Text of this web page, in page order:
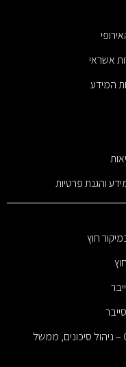
GRC – Governance, Risk & Compliance – ניהול סיכונים, ממשל